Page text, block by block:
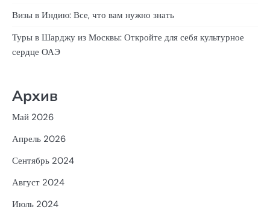
Визы в Индию: Все, что вам нужно знать
Туры в Шарджу из Москвы: Откройте для себя культурное
сердце ОАЭ
Архив
Май 2026
Апрель 2026
Сентябрь 2024
Август 2024
Июль 2024